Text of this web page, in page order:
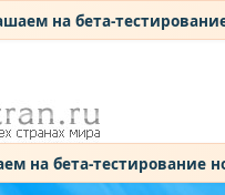
на бета-
на бета-тестирование